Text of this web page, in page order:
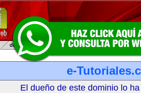
e-
El dueño de este dominio lo